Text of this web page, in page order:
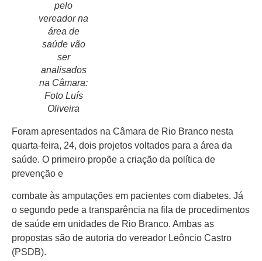
Início
Últimas
Notícias
Agenda
Cultural
Política
Economia
Atos Oficiais
Atualidades
Blogs e
pelo
vereador na
área de
saúde vão
ser
analisados
na Câmara:
Foto Luís
Oliveira
Foram apresentados na Câmara de Rio Branco nesta
quarta-feira, 24, dois projetos voltados para a área da
saúde. O primeiro propõe a criação da política de
prevenção e
combate às amputações em pacientes com diabetes. Já
o segundo pede a transparência na fila de procedimentos
de saúde em unidades de Rio Branco. Ambas as
propostas são de autoria do vereador Leôncio Castro
(PSDB).